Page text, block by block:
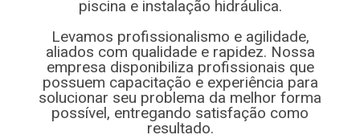
piscina e instalação hidráulica.
Levamos profissionalismo e agilidade,
aliados com qualidade e rapidez. Nossa
empresa disponibiliza profissionais que
possuem capacitação e experiência para
solucionar seu problema da melhor forma
possível, entregando satisfação como
resultado.